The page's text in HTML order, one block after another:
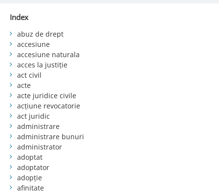
Index
abuz de drept
accesiune
accesiune naturala
acces la justiție
act civil
acte
acte juridice civile
acțiune revocatorie
act juridic
administrare
administrare bunuri
administrator
adoptat
adoptator
adopție
afinitate